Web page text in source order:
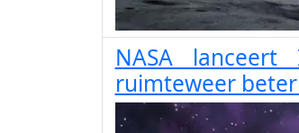
NASA
ruimteweer